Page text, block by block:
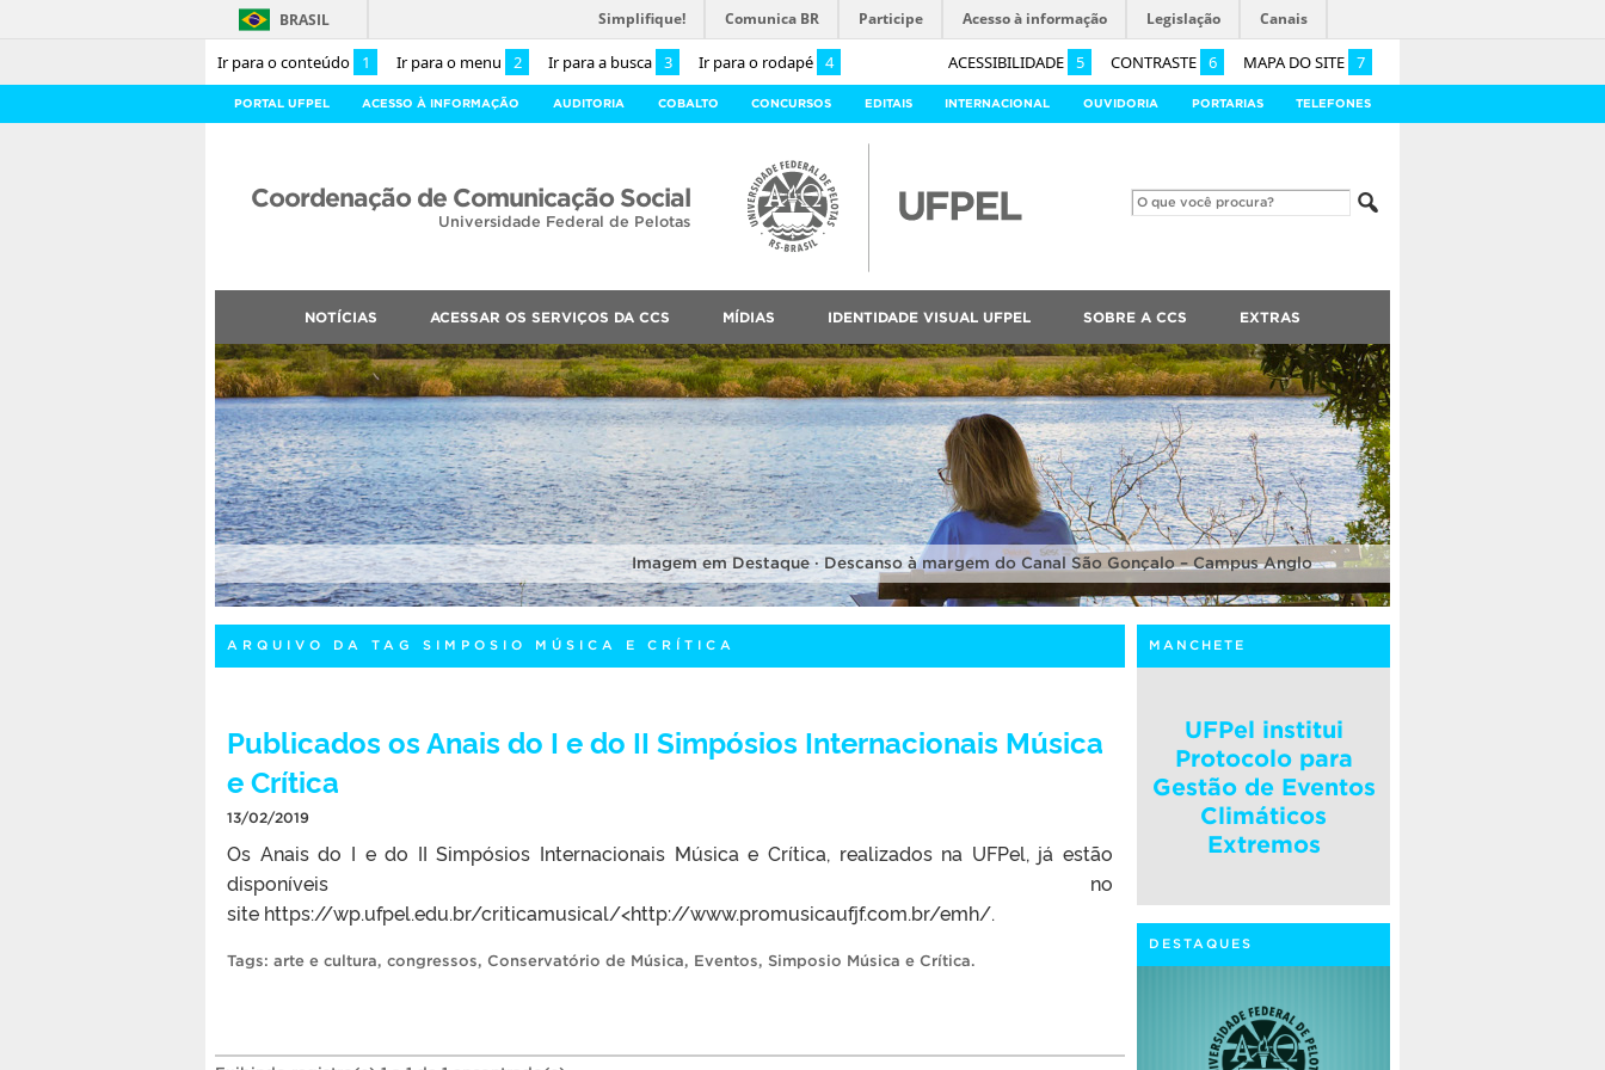
Ir para o conteúdo 1 Ir para o menu 2 Ir para a busca 3 Ir para o rodapé 4 ACESSIBILIDADE 5 CONTRASTE 6 MAPA DO SITE 7
BRASIL Simplifique! Comunica BR Participe Acesso à informação Legislação Canais
PORTAL UFPEL ACESSO À INFORMAÇÃO AUDITORIA COBALTO CONCURSOS EDITAIS INTERNACIONAL OUVIDORIA PORTARIAS TELEFONES
Coordenação de Comunicação Social
Universidade Federal de Pelotas
NOTÍCIAS ACESSAR OS SERVIÇOS DA CCS MÍDIAS IDENTIDADE VISUAL UFPEL SOBRE A CCS EXTRAS
Imagem em Destaque · Descanso à margem do Canal São Gonçalo – Campus Anglo
ARQUIVO DA TAG SIMPOSIO MÚSICA E CRÍTICA
Publicados os Anais do I e do II Simpósios Internacionais Música
e Crítica
13/02/2019
Os Anais do I e do II Simpósios Internacionais Música e Crítica, realizados na UFPel, já estão
disponíveis no
site https://wp.ufpel.edu.br/criticamusical/<http://www.promusicaufjf.com.br/emh/.
Tags: arte e cultura, congressos, Conservatório de Música, Eventos, Simposio Música e Crítica.
MANCHETE
UFPel institui
Protocolo para
Gestão de Eventos
Climáticos
Extremos
DESTAQUES